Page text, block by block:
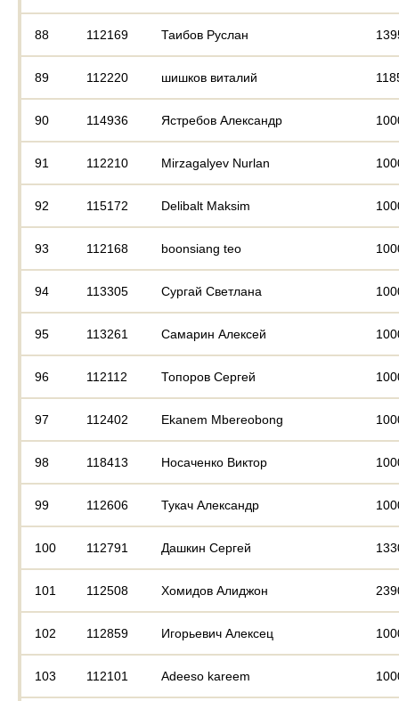
88 112169 Таибов Руслан
89 112220 шишков виталий
90 114936 Ястребов Александр
91 112210 Mirzagalyev Nurlan
92 115172 Delibalt Maksim
93 112168 boonsiang teo
94 113305 Сургай Светлана
95 113261 Самарин Алексей
96 112112 Топоров Сергей
97 112402 Ekanem Mbereobong
98 118413 Носаченко Виктор
99 112606 Тукач Александр
100 112791 Дашкин Сергей
101 112508 Хомидов Алиджон
102 112859 Игорьевич Алексец
103 112101 Adeeso kareem